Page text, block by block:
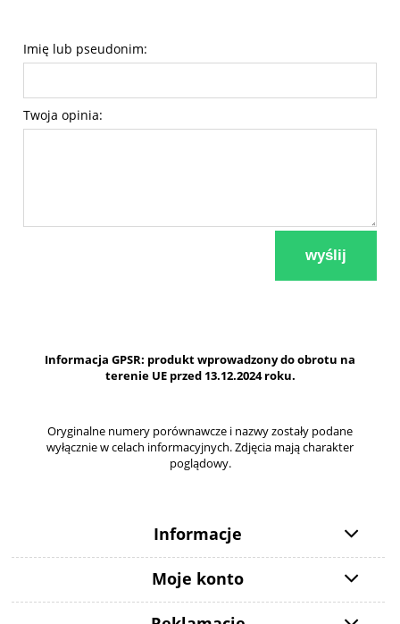
Imię lub pseudonim:
Twoja opinia:
wyślij
Informacja GPSR: produkt wprowadzony do obrotu na
terenie UE przed 13.12.2024 roku.
Oryginalne numery porównawcze i nazwy zostały podane
wyłącznie w celach informacyjnych. Zdjęcia mają charakter
poglądowy.
Informacje
Moje konto